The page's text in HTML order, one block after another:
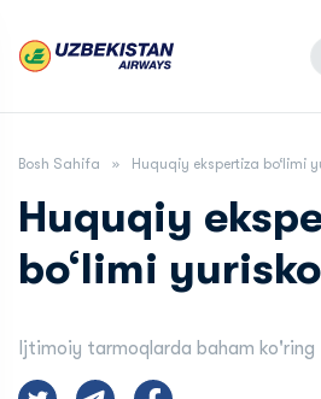
Bosh Sahifa Huquqiy ekspertiza bo‘limi
Huquqiy
bo‘limi
Ijtimoiy tarmoqlarda baham ko'ring